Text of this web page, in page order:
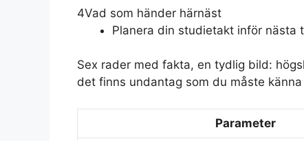
4Vad som händer härnäst
Planera din studietakt inför nästa
Sex rader med fakta, en tydlig bild:
det finns undantag som du måste
Parameter